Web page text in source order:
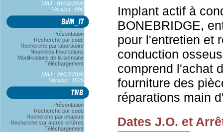
MAJ : 04/08/2026
Version : 896
Présentation
Recherche par code
Recherche par laboratoire
Nouvelles Inscriptions
Modifications de la semaine
Téléchargement
MAJ : 29/07/2026
Version : 1525
Présentation
Recherche par code
Recherche par chapitre
Recherche sur autres critères
Téléchargement
Implant actif à
BONEBRIDGE,
pour l'entretien et
conduction
comprend l'achat
fourniture des
réparations main
Dates J.O. et